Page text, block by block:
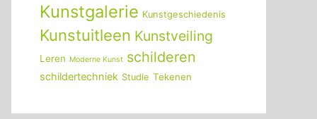
Kunstgalerie Kunstgeschiedenis
Kunstuitleen Kunstveiling
Leren Moderne Kunst schilderen
schildertechniek Studie Tekenen